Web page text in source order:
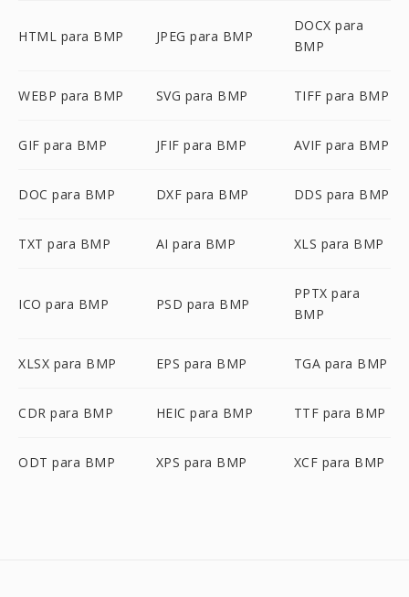
HTML para BMP JPEG para BMP
DOCX para
BMP
WEBP para BMP SVG para BMP TIFF para BMP
GIF para BMP JFIF para BMP AVIF para BMP
DOC para BMP DXF para BMP DDS para BMP
TXT para BMP AI para BMP XLS para BMP
ICO para BMP PSD para BMP
PPTX para
BMP
XLSX para BMP EPS para BMP TGA para BMP
CDR para BMP HEIC para BMP TTF para BMP
ODT para BMP XPS para BMP XCF para BMP